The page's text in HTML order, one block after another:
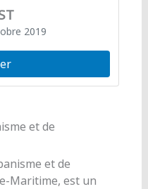
2019
et de
et de
Maritime, est un